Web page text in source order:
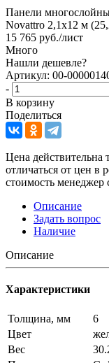
Панели
Novattro 2,1х12 м
15 765 руб./лист
Много
Нашли дешевле?
Артикул: 00-
-
В корзину
Поделиться
Цена действительна
отличаться от цен в
стоимость менеджер
Описание
Задать вопрос
Наличие
Описание
Характеристики
Толщина, мм
6
Цвет
Вес